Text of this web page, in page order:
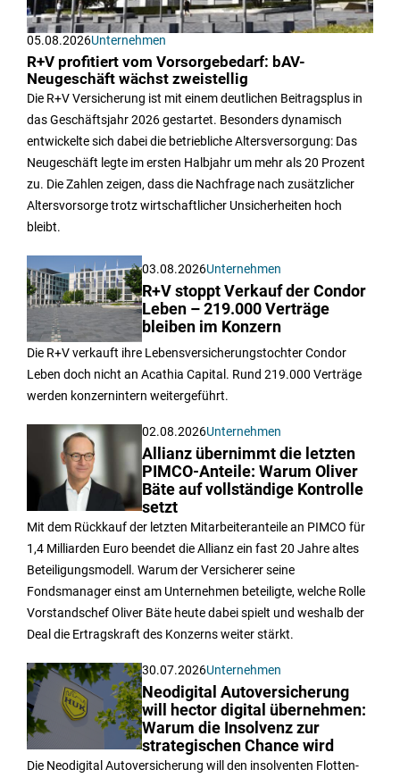
05.08.2026Unternehmen
R+V profitiert vom Vorsorgebedarf: bAV-
Neugeschäft wächst zweistellig
Die R+V Versicherung ist mit einem deutlichen Beitragsplus in
das Geschäftsjahr 2026 gestartet. Besonders dynamisch
entwickelte sich dabei die betriebliche Altersversorgung: Das
Neugeschäft legte im ersten Halbjahr um mehr als 20 Prozent
zu. Die Zahlen zeigen, dass die Nachfrage nach zusätzlicher
Altersvorsorge trotz wirtschaftlicher Unsicherheiten hoch
bleibt.
03.08.2026Unternehmen
R+V stoppt Verkauf der Condor
Leben – 219.000 Verträge
bleiben im Konzern
Die R+V verkauft ihre Lebensversicherungstochter Condor
Leben doch nicht an Acathia Capital. Rund 219.000 Verträge
werden konzernintern weitergeführt.
02.08.2026Unternehmen
Allianz übernimmt die letzten
PIMCO-Anteile: Warum Oliver
Bäte auf vollständige Kontrolle
setzt
Mit dem Rückkauf der letzten Mitarbeiteranteile an PIMCO für
1,4 Milliarden Euro beendet die Allianz ein fast 20 Jahre altes
Beteiligungsmodell. Warum der Versicherer seine
Fondsmanager einst am Unternehmen beteiligte, welche Rolle
Vorstandschef Oliver Bäte heute dabei spielt und weshalb der
Deal die Ertragskraft des Konzerns weiter stärkt.
30.07.2026Unternehmen
Neodigital Autoversicherung
will hector digital übernehmen:
Warum die Insolvenz zur
strategischen Chance wird
Die Neodigital Autoversicherung will den insolventen Flotten-